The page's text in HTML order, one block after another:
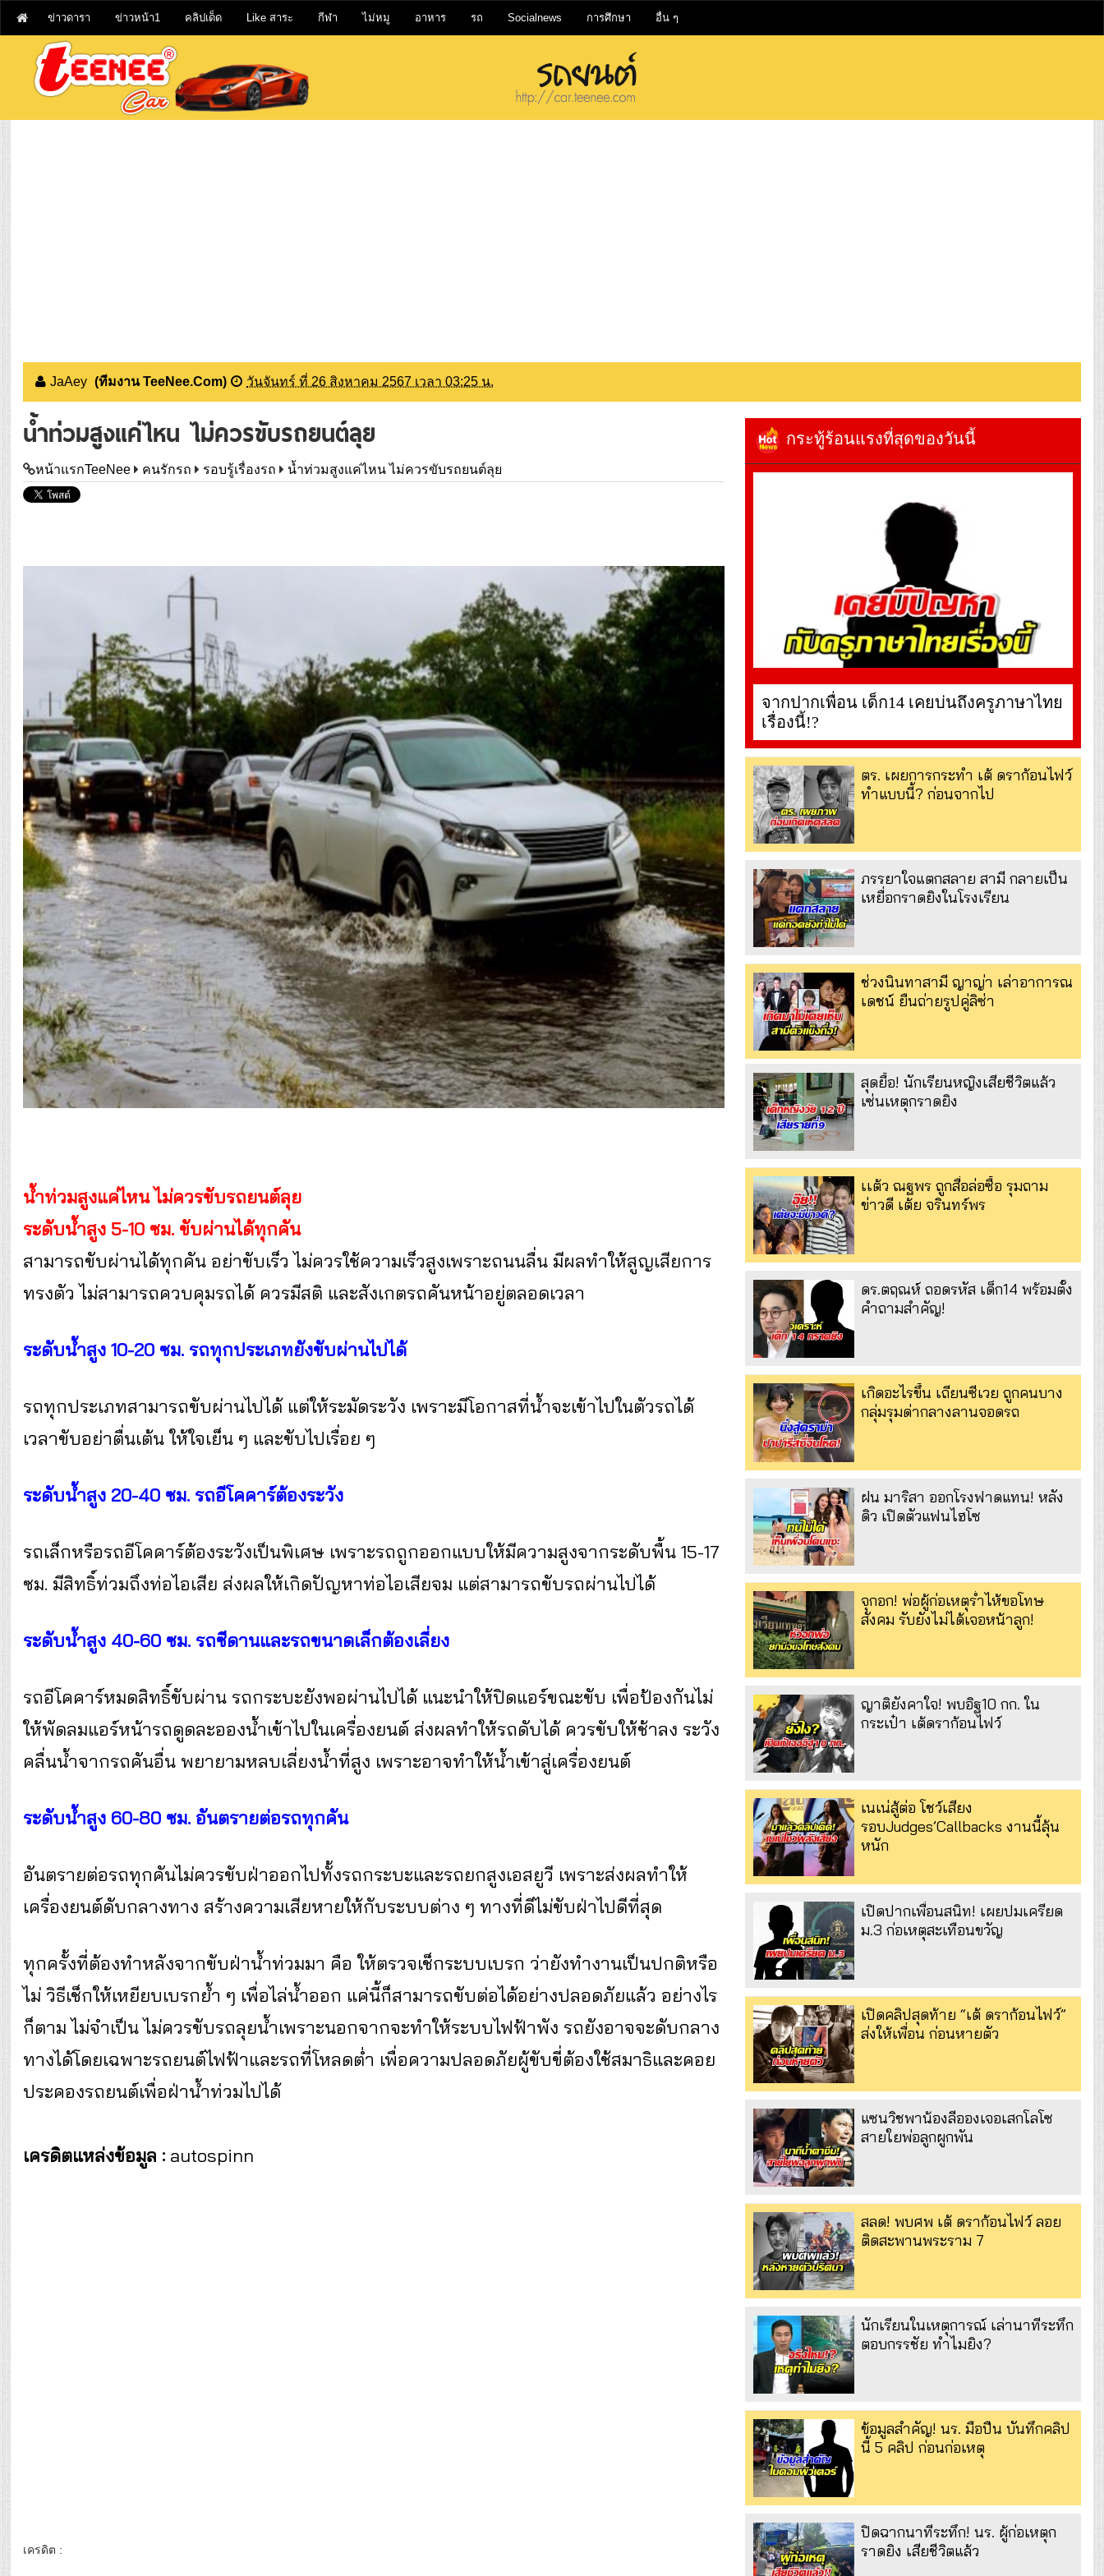
ข่าวดารา ข่าวหน้า1 คลิปเด็ด Like สาระ กีฬา ไม่หมู อาหาร รถ Socialnews การศึกษา อื่น ๆ
JaAey (ทีมงาน TeeNee.Com) วันจันทร์ ที่ 26 สิงหาคม 2567 เวลา 03:25 น.
น้ำท่วมสูงแค่ไหน ไม่ควรขับรถยนต์ลุย
หน้าแรกTeeNee คนรักรถ รอบรู้เรื่องรถ น้ำท่วมสูงแค่ไหน ไม่ควรขับรถยนต์ลุย
น้ำท่วมสูงแค่ไหน ไม่ควรขับรถยนต์ลุย
ระดับน้ำสูง 5-10 ซม. ขับผ่านได้ทุกคัน
สามารถขับผ่านได้ทุกคัน อย่าขับเร็ว ไม่ควรใช้ความเร็วสูงเพราะถนนลื่น มีผลทำให้สูญเสียการ
ทรงตัว ไม่สามารถควบคุมรถได้ ควรมีสติ และสังเกตรถคันหน้าอยู่ตลอดเวลา
ระดับน้ำสูง 10-20 ซม. รถทุกประเภทยังขับผ่านไปได้
รถทุกประเภทสามารถขับผ่านไปได้ แต่ให้ระมัดระวัง เพราะมีโอกาสที่น้ำจะเข้าไปในตัวรถได้
เวลาขับอย่าตื่นเต้น ให้ใจเย็น ๆ และขับไปเรื่อย ๆ
ระดับน้ำสูง 20-40 ซม. รถอีโคคาร์ต้องระวัง
รถเล็กหรือรถอีโคคาร์ต้องระวังเป็นพิเศษ เพราะรถถูกออกแบบให้มีความสูงจากระดับพื้น 15-17
ซม. มีสิทธิ์ท่วมถึงท่อไอเสีย ส่งผลให้เกิดปัญหาท่อไอเสียจม แต่สามารถขับรถผ่านไปได้
ระดับน้ำสูง 40-60 ซม. รถซีดานและรถขนาดเล็กต้องเลี่ยง
รถอีโคคาร์หมดสิทธิ์ขับผ่าน รถกระบะยังพอผ่านไปได้ แนะนำให้ปิดแอร์ขณะขับ เพื่อป้องกันไม่
ให้พัดลมแอร์หน้ารถดูดละอองน้ำเข้าไปในเครื่องยนต์ ส่งผลทำให้รถดับได้ ควรขับให้ช้าลง ระวัง
คลื่นน้ำจากรถคันอื่น พยายามหลบเลี่ยงน้ำที่สูง เพราะอาจทำให้น้ำเข้าสู่เครื่องยนต์
ระดับน้ำสูง 60-80 ซม. อันตรายต่อรถทุกคัน
อันตรายต่อรถทุกคันไม่ควรขับฝ่าออกไปทั้งรถกระบะและรถยกสูงเอสยูวี เพราะส่งผลทำให้
เครื่องยนต์ดับกลางทาง สร้างความเสียหายให้กับระบบต่าง ๆ ทางที่ดีไม่ขับฝ่าไปดีที่สุด
ทุกครั้งที่ต้องทำหลังจากขับฝ่าน้ำท่วมมา คือ ให้ตรวจเช็กระบบเบรก ว่ายังทำงานเป็นปกติหรือ
ไม่ วิธีเช็กให้เหยียบเบรกย้ำ ๆ เพื่อไล่น้ำออก แค่นี้ก็สามารถขับต่อได้อย่างปลอดภัยแล้ว อย่างไร
ก็ตาม ไม่จำเป็น ไม่ควรขับรถลุยน้ำเพราะนอกจากจะทำให้ระบบไฟฟ้าพัง รถยังอาจจะดับกลาง
ทางได้โดยเฉพาะรถยนต์ไฟฟ้าและรถที่โหลดต่ำ เพื่อความปลอดภัยผู้ขับขี่ต้องใช้สมาธิและคอย
ประคองรถยนต์เพื่อฝ่าน้ำท่วมไปได้
เครดิตแหล่งข้อมูล : autospinn
เครดิต :
กระทู้ร้อนแรงที่สุดของวันนี้
จากปากเพื่อน เด็ก14 เคยบ่นถึงครูภาษาไทย
เรื่องนี้!?
ตร. เผยการกระทำ เต้ ดราก้อนไฟว์
ทำแบบนี้? ก่อนจากไป
ภรรยาใจแตกสลาย สามี กลายเป็น
เหยื่อกราดยิงในโรงเรียน
ช่วงนินทาสามี ญาญ่า เล่าอาการณ
เดชน์ ยืนถ่ายรูปคู่ลิซ่า
สุดยื้อ! นักเรียนหญิงเสียชีวิตแล้ว
เซ่นเหตุกราดยิง
เเต้ว ณฐพร ถูกสื่อล่อซื้อ รุมถาม
ข่าวดี เต้ย จรินทร์พร
ดร.ตฤณห์ ถอดรหัส เด็ก14 พร้อมตั้ง
คำถามสำคัญ!
เกิดอะไรขึ้น เถียนซีเวย ถูกคนบาง
กลุ่มรุมด่ากลางลานจอดรถ
ฝน มาริสา ออกโรงฟาดแทน! หลัง
ดิว เปิดตัวแฟนไฮโซ
จุกอก! พ่อผู้ก่อเหตุร่ำไห้ขอโทษ
สังคม รับยังไม่ได้เจอหน้าลูก!
ญาติยังคาใจ! พบอิฐ10 กก. ใน
กระเป๋า เต้ดราก้อนไฟว์
เนเน่สู้ต่อ โชว์เสียง
รอบJudges’Callbacks งานนี้ลุ้น
หนัก
เปิดปากเพื่อนสนิท! เผยปมเครียด
ม.3 ก่อเหตุสะเทือนขวัญ
เปิดคลิปสุดท้าย “เต้ ดราก้อนไฟว์”
ส่งให้เพื่อน ก่อนหายตัว
แซนวิชพาน้องลีอองเจอเสกโลโซ
สายใยพ่อลูกผูกพัน
สลด! พบศพ เต้ ดราก้อนไฟว์ ลอย
ติดสะพานพระราม 7
นักเรียนในเหตุการณ์ เล่านาทีระทึก
ตอบกรรชัย ทำไมยิง?
ข้อมูลสำคัญ! นร. มือปืน บันทึกคลิป
นี้ 5 คลิป ก่อนก่อเหตุ
ปิดฉากนาทีระทึก! นร. ผู้ก่อเหตุก
ราดยิง เสียชีวิตแล้ว